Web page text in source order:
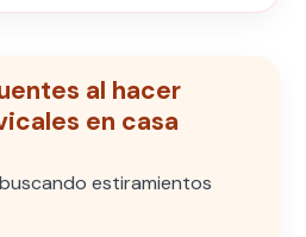
al hacer
en casa
estiramientos